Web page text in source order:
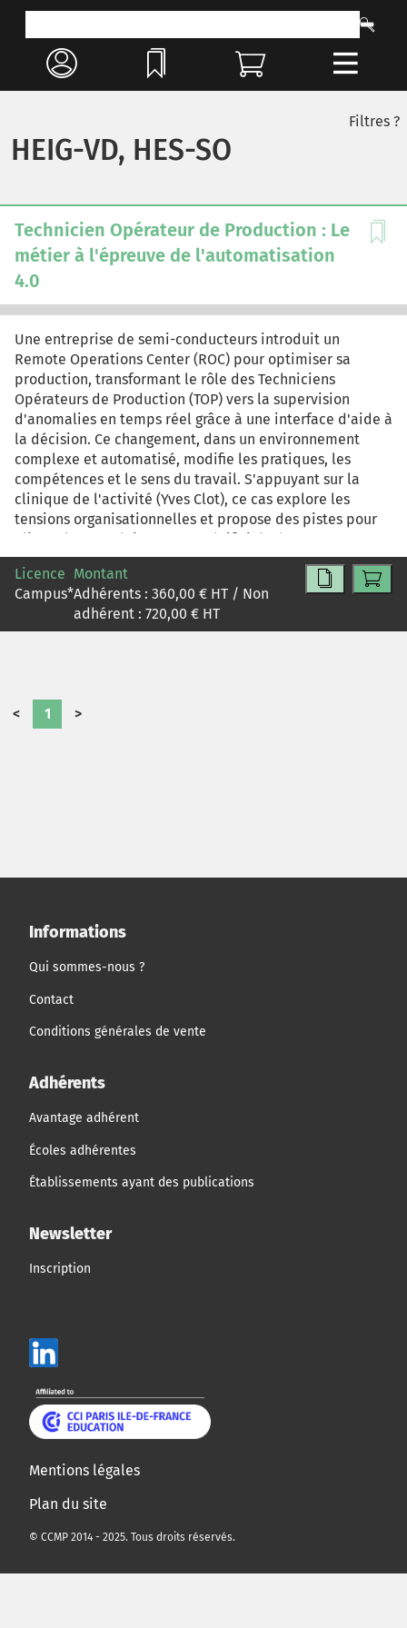
HEIG-VD, HES-SO
Filtres ?
Technicien Opérateur de Production : Le
métier à l'épreuve de l'automatisation
4.0
Une entreprise de semi-conducteurs introduit un
Remote Operations Center (ROC) pour optimiser sa
production, transformant le rôle des Techniciens
Opérateurs de Production (TOP) vers la supervision
d'anomalies en temps réel grâce à une interface d'aide à
la décision. Ce changement, dans un environnement
complexe et automatisé, modifie les pratiques, les
compétences et le sens du travail. S'appuyant sur la
clinique de l'activité (Yves Clot), ce cas explore les
tensions organisationnelles et propose des pistes pour
aligner les stratégies RH et spécificités des
environnements complexes, ouvrant des perspectives
sur l'accompagnement des transformations
technologiques.
Licence
Campus*
Montant
Adhérents : 360,00 € HT / Non
adhérent : 720,00 € HT
< 1 >
Informations
Qui sommes-nous ?
Contact
Conditions générales de vente
Adhérents
Avantage adhérent
Écoles adhérentes
Établissements ayant des publications
Newsletter
Inscription
Mentions légales
Plan du site
© CCMP 2014 - 2025. Tous droits réservés.